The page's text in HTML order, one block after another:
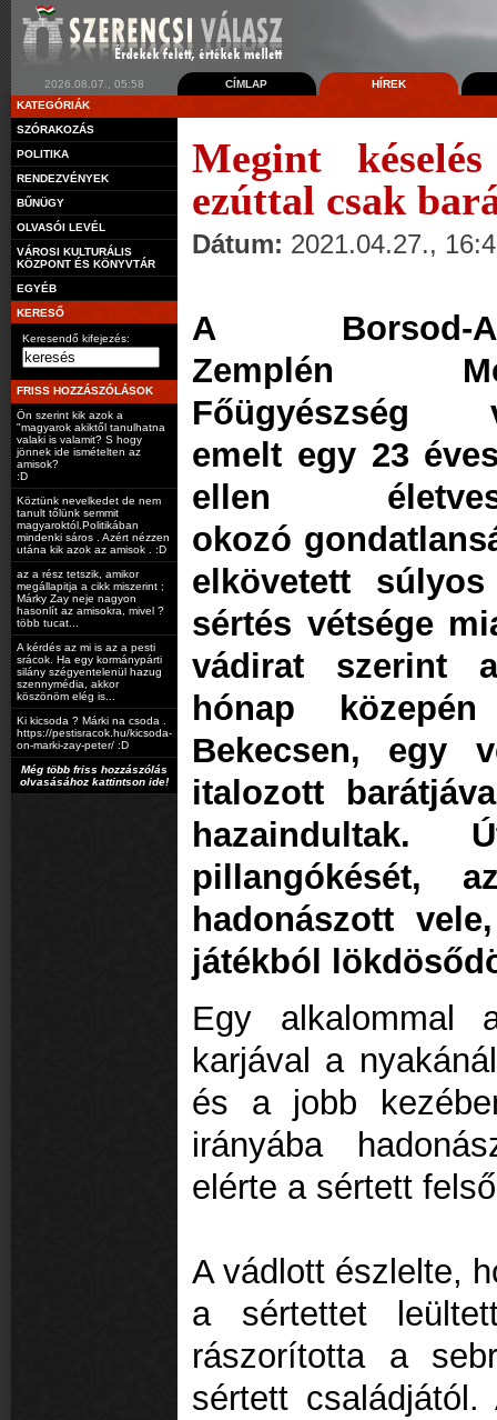
2026.08.07., 05:58 CÍMLAP
HÍREK
KATEGÓRIÁK
SZÓRAKOZÁS
POLITIKA
RENDEZVÉNYEK
BŰNÜGY
OLVASÓI LEVÉL
VÁROSI KULTURÁLIS
KÖZPONT ÉS KÖNYVTÁR
EGYÉB
KERESŐ
Keresendő kifejezés:
FRISS HOZZÁSZÓLÁSOK
Ön szerint kik azok a
"magyarok akiktől tanulhatna
valaki is valamit? S hogy
jönnek ide ismételten az
amisok?
:D
Köztünk nevelkedet de nem
tanult tőlünk semmit
magyaroktól.Politikában
mindenki sáros . Azért nézzen
utána kik azok az amisok . :D
az a rész tetszik, amikor
megállapitja a cikk miszerint ;
Márky Zay neje nagyon
hasonlít az amisokra, mivel ?
több tucat...
A kérdés az mi is az a pesti
srácok. Ha egy kormánypárti
silány szégyentelenül hazug
szennymédia, akkor
köszönöm elég is...
Ki kicsoda ? Márki na csoda .
https://pestisracok.hu/kicsoda-
on-marki-zay-peter/ :D
Még több friss hozzászólás
olvasásához kattintson ide!
Megint
ezúttal csak
Dátum: 2021.04.27.,
A Borsod-
Zemplén
Főügyészség
emelt egy 23
ellen
okozó
elkövetett
sértés vétsége
vádirat szerint
hónap
Bekecsen, egy
italozott
hazaindultak.
pillangókését,
hadonászott
játékból
Egy alkalommal
karjával a
és a jobb
irányába
elérte a sértett
A vádlott észlelte,
a sértettet
rászorította a
sértett